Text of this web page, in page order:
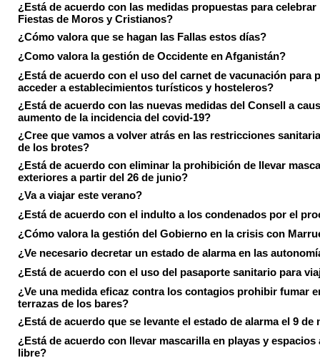
¿Está de acuerdo con las medidas propuestas para celebrar
Fiestas de Moros y Cristianos?
¿Cómo valora que se hagan las Fallas estos días?
¿Como valora la gestión de Occidente en Afganistán?
¿Está de acuerdo con el uso del carnet de vacunación para
acceder a establecimientos turísticos y hosteleros?
¿Está de acuerdo con las nuevas medidas del Consell a
aumento de la incidencia del covid-19?
¿Cree que vamos a volver atrás en las restricciones
de los brotes?
¿Está de acuerdo con eliminar la prohibición de llevar
exteriores a partir del 26 de junio?
¿Va a viajar este verano?
¿Está de acuerdo con el indulto a los condenados por el
¿Cómo valora la gestión del Gobierno en la crisis con
¿Ve necesario decretar un estado de alarma en las
¿Está de acuerdo con el uso del pasaporte sanitario para
¿Ve una medida eficaz contra los contagios prohibir fumar
terrazas de los bares?
¿Está de acuerdo que se levante el estado de alarma el 9 de
¿Está de acuerdo con llevar mascarilla en playas y espacios
libre?